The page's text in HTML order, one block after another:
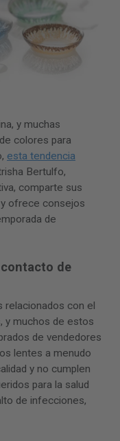
y muchas
colores para
esta tendencia
Bertulfo,
comparte sus
ofrece consejos
de
de
relacionados con el
y muchos de estos
de vendedores
lentes a menudo
y no cumplen
para la salud
de infecciones,